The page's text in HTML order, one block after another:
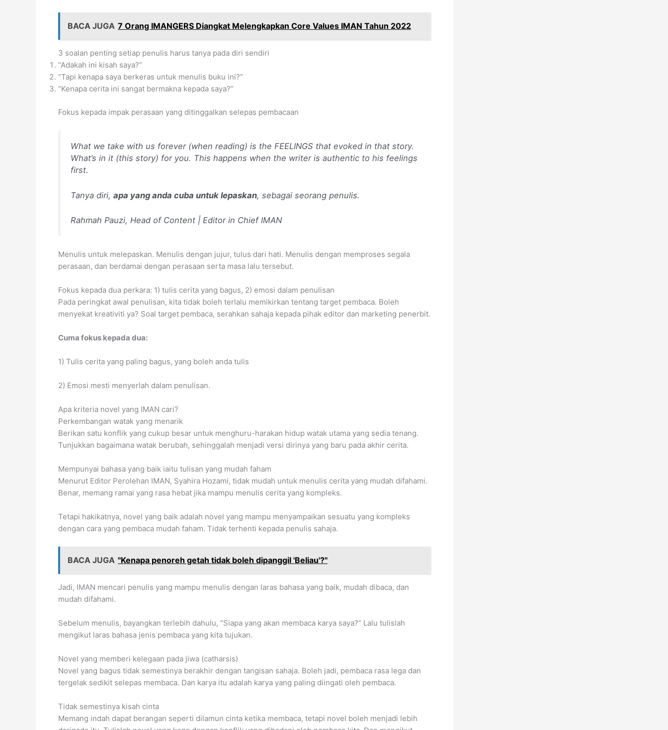
BACA JUGA 7 Orang IMANGERS Diangkat Melengkapkan Core Values IMAN Tahun 2022
3 soalan penting setiap penulis harus tanya pada diri sendiri
“Adakah ini kisah saya?”
“Tapi kenapa saya berkeras untuk menulis buku ini?”
“Kenapa cerita ini sangat bermakna kepada saya?”
Fokus kepada impak perasaan yang ditinggalkan selepas pembacaan
What we take with us forever (when reading) is the FEELINGS that evoked in that story.
What’s in it (this story) for you. This happens when the writer is authentic to his feelings
first.
Tanya diri, apa yang anda cuba untuk lepaskan, sebagai seorang penulis.
Rahmah Pauzi, Head of Content | Editor in Chief IMAN
Menulis untuk melepaskan. Menulis dengan jujur, tulus dari hati. Menulis dengan memproses segala
perasaan, dan berdamai dengan perasaan serta masa lalu tersebut.
Fokus kepada dua perkara: 1) tulis cerita yang bagus, 2) emosi dalam penulisan
Pada peringkat awal penulisan, kita tidak boleh terlalu memikirkan tentang target pembaca. Boleh
menyekat kreativiti ya? Soal target pembaca, serahkan sahaja kepada pihak editor dan marketing penerbit.
Cuma fokus kepada dua:
1) Tulis cerita yang paling bagus, yang boleh anda tulis
2) Emosi mesti menyerlah dalam penulisan.
Apa kriteria novel yang IMAN cari?
Perkembangan watak yang menarik
Berikan satu konflik yang cukup besar untuk menghuru-harakan hidup watak utama yang sedia tenang.
Tunjukkan bagaimana watak berubah, sehinggalah menjadi versi dirinya yang baru pada akhir cerita.
Mempunyai bahasa yang baik iaitu tulisan yang mudah faham
Menurut Editor Perolehan IMAN, Syahira Hozami, tidak mudah untuk menulis cerita yang mudah difahami.
Benar, memang ramai yang rasa hebat jika mampu menulis cerita yang kompleks.
Tetapi hakikatnya, novel yang baik adalah novel yang mampu menyampaikan sesuatu yang kompleks
dengan cara yang pembaca mudah faham. Tidak terhenti kepada penulis sahaja.
BACA JUGA "Kenapa penoreh getah tidak boleh dipanggil 'Beliau'?"
Jadi, IMAN mencari penulis yang mampu menulis dengan laras bahasa yang baik, mudah dibaca, dan
mudah difahami.
Sebelum menulis, bayangkan terlebih dahulu, “Siapa yang akan membaca karya saya?” Lalu tulislah
mengikut laras bahasa jenis pembaca yang kita tujukan.
Novel yang memberi kelegaan pada jiwa (catharsis)
Novel yang bagus tidak semestinya berakhir dengan tangisan sahaja. Boleh jadi, pembaca rasa lega dan
tergelak sedikit selepas membaca. Dan karya itu adalah karya yang paling diingati oleh pembaca.
Tidak semestinya kisah cinta
Memang indah dapat berangan seperti dilamun cinta ketika membaca, tetapi novel boleh menjadi lebih